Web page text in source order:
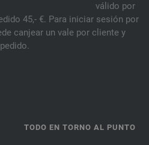
válido por
45,- €. Para iniciar sesión por
canjear un vale por cliente y
pedido.
TODO EN TORNO AL PUNTO